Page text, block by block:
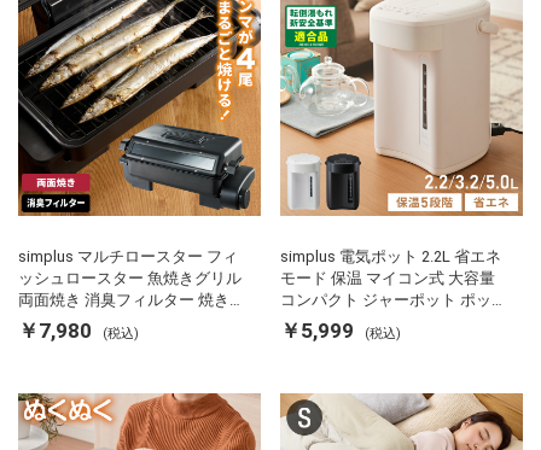
simplus マルチロースター フィ
ッシュロースター 魚焼きグリル
両面焼き 消臭フィルター 焼き魚
両面ヒーター タイマー付き SP-
FRS01 マットブラック シンプラ
￥7,980 (税込)
simplus 電気ポット 2.2L 省エネ
モード 保温 マイコン式 大容量
コンパクト ジャーポット ポット
カルキ抜き 空焚き防止 温度調節
軽量 SP-PD22 シンプラス
￥5,999 (税込)